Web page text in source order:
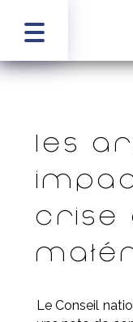
LES
CRISE
Le Conseil